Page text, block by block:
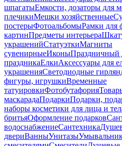
шпагатыЕмкости, дозаторы для
плечикиМешки хозяйственные
постерыФотоальбомыРамки для
картинПредметы интерьера
украшенийСтатуэткиМагниты
сувенирныеИконыПраздничный
праздникаЕлкиАксессуары для
украшенияСветодиодные
фигуры, игрушкиВременные
татуировкиФотобутафория
маскарадаПодаркиПодарки,
наборы косметики для лица и
бритьяОформление подарков
водоснабжениеСантехника
двериВанныУнитазы